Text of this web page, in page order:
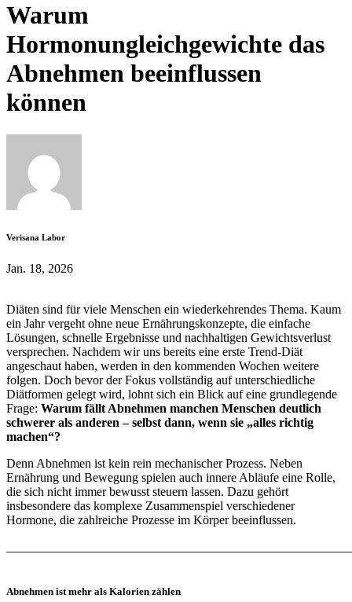
Warum
Hormonungleichgewichte das
Abnehmen beeinflussen
können
Verisana Labor
Jan. 18, 2026
Diäten sind für viele Menschen ein wiederkehrendes Thema. Kaum
ein Jahr vergeht ohne neue Ernährungskonzepte, die einfache
Lösungen, schnelle Ergebnisse und nachhaltigen Gewichtsverlust
versprechen. Nachdem wir uns bereits eine erste Trend-Diät
angeschaut haben, werden in den kommenden Wochen weitere
folgen. Doch bevor der Fokus vollständig auf unterschiedliche
Diätformen gelegt wird, lohnt sich ein Blick auf eine grundlegende
Frage: Warum fällt Abnehmen manchen Menschen deutlich
schwerer als anderen – selbst dann, wenn sie „alles richtig
machen“?
Denn Abnehmen ist kein rein mechanischer Prozess. Neben
Ernährung und Bewegung spielen auch innere Abläufe eine Rolle,
die sich nicht immer bewusst steuern lassen. Dazu gehört
insbesondere das komplexe Zusammenspiel verschiedener
Hormone, die zahlreiche Prozesse im Körper beeinflussen.
Abnehmen ist mehr als Kalorien zählen